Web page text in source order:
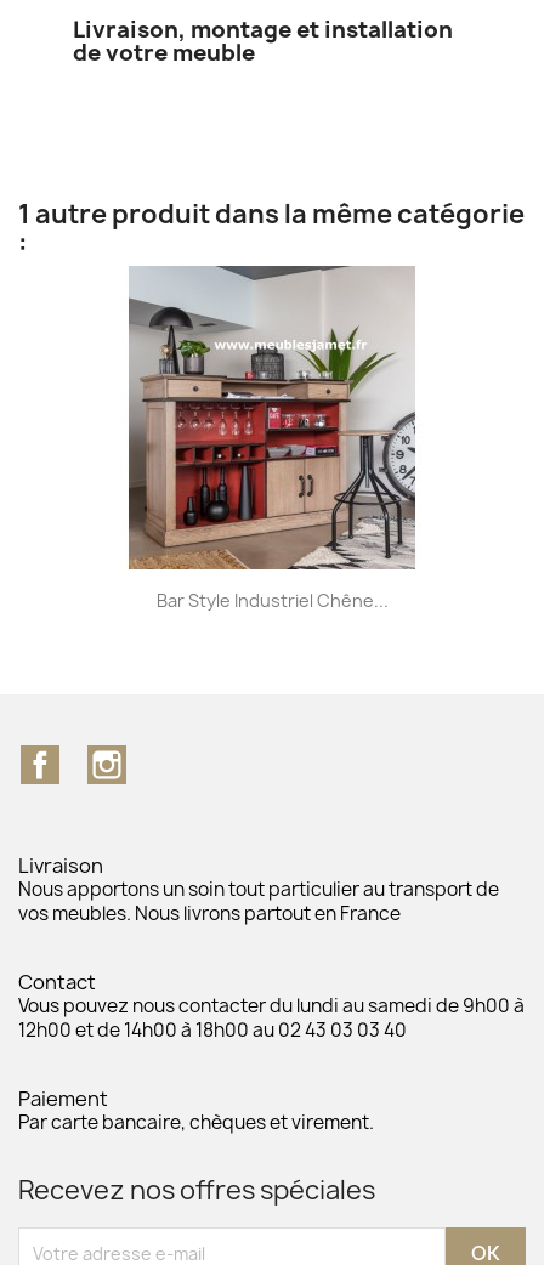
Livraison, montage et installation
de votre meuble
1 autre produit dans la même catégorie
:
Bar Style Industriel Chêne...
Facebook
Livraison
Nous apportons un soin tout particulier au transport de
vos meubles. Nous livrons partout en France
Contact
Vous pouvez nous contacter du lundi au samedi de 9h00 à
12h00 et de 14h00 à 18h00 au 02 43 03 03 40
Paiement
Par carte bancaire, chèques et virement.
Recevez nos offres spéciales